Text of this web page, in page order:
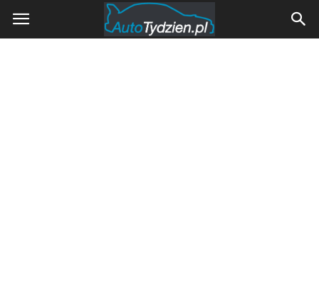
AutoTydzien.pl